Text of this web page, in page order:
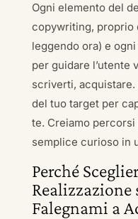
Ogni elemento del
copywriting, proprio
leggendo ora) e
per guidare l’utente
scriverti,
del tuo target per
te. Creiamo
semplice curioso in
Perché
Falegnami a